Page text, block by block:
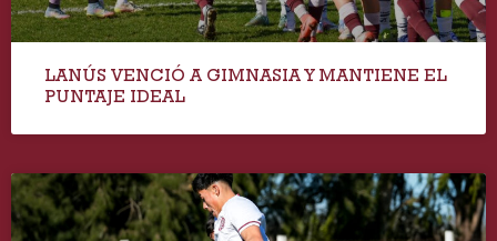
LANÚS VENCIÓ A GIMNASIA Y MANTIENE EL
PUNTAJE IDEAL